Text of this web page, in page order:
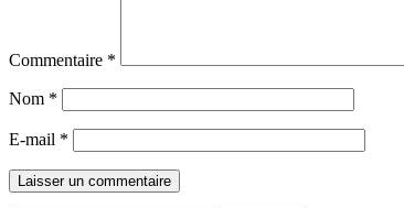
Commentaire *
Nom *
E-mail *